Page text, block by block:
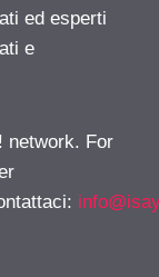
ed esperti
e
network. For
: